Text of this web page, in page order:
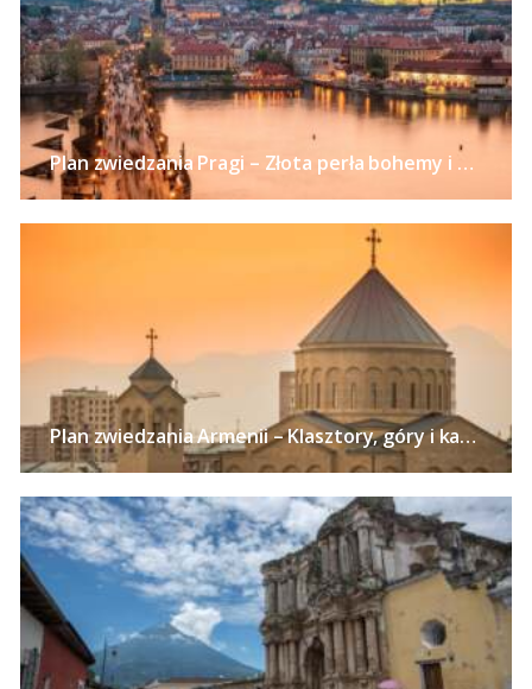
Plan zwiedzania Pragi – Złota perła bohemy i alchemii
Plan zwiedzania Armenii – Klasztory, góry i kaniony Kaukazu, szaszłyki i słynny koniak